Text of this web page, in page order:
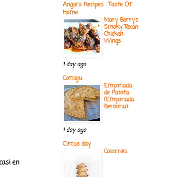
en
Angie's Recipes . Taste Of
Home
Mary Berry’s
Smoky Texan
Chicken
Wings
1 day ago
Comoju
Empanada
de Patata
(Empanada
Berciana)
1 day ago
Circus day
Cocarrois